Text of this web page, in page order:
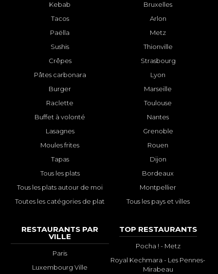
Kebab
Tacos
Paëlla
Sushis
Crêpes
Pâtes carbonara
Burger
Raclette
Buffet à volonté
Lasagnes
Moules frites
Tapas
Tous les plats
Tous les plats autour de moi
Toutes les catégories de plat
Bruxelles
Arlon
Metz
Thionville
Strasbourg
Lyon
Marseille
Toulouse
Nantes
Grenoble
Rouen
Dijon
Bordeaux
Montpellier
Tous les pays et villes
RESTAURANTS PAR
VILLE
Paris
Luxembourg Ville
TOP RESTAURANTS
Pocha ! - Metz
Royal Kechmara - Les Pennes-
Mirabeau